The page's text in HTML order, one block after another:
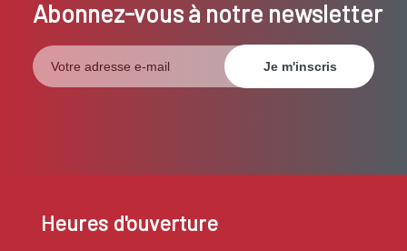
Abonnez-vous à notre newsletter
Heures d'ouverture